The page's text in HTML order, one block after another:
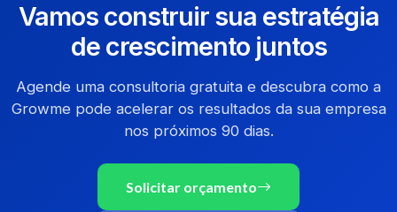
Vamos construir sua estratégia
de crescimento juntos
Agende uma consultoria gratuita e descubra como a
Growme pode acelerar os resultados da sua empresa
nos próximos 90 dias.
Solicitar orçamento